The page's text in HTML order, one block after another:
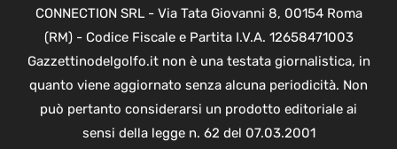
CONNECTION SRL - Via Tata Giovanni 8, 00154 Roma
(RM) - Codice Fiscale e Partita I.V.A. 12658471003
Gazzettinodelgolfo.it non è una testata giornalistica, in
quanto viene aggiornato senza alcuna periodicità. Non
può pertanto considerarsi un prodotto editoriale ai
sensi della legge n. 62 del 07.03.2001